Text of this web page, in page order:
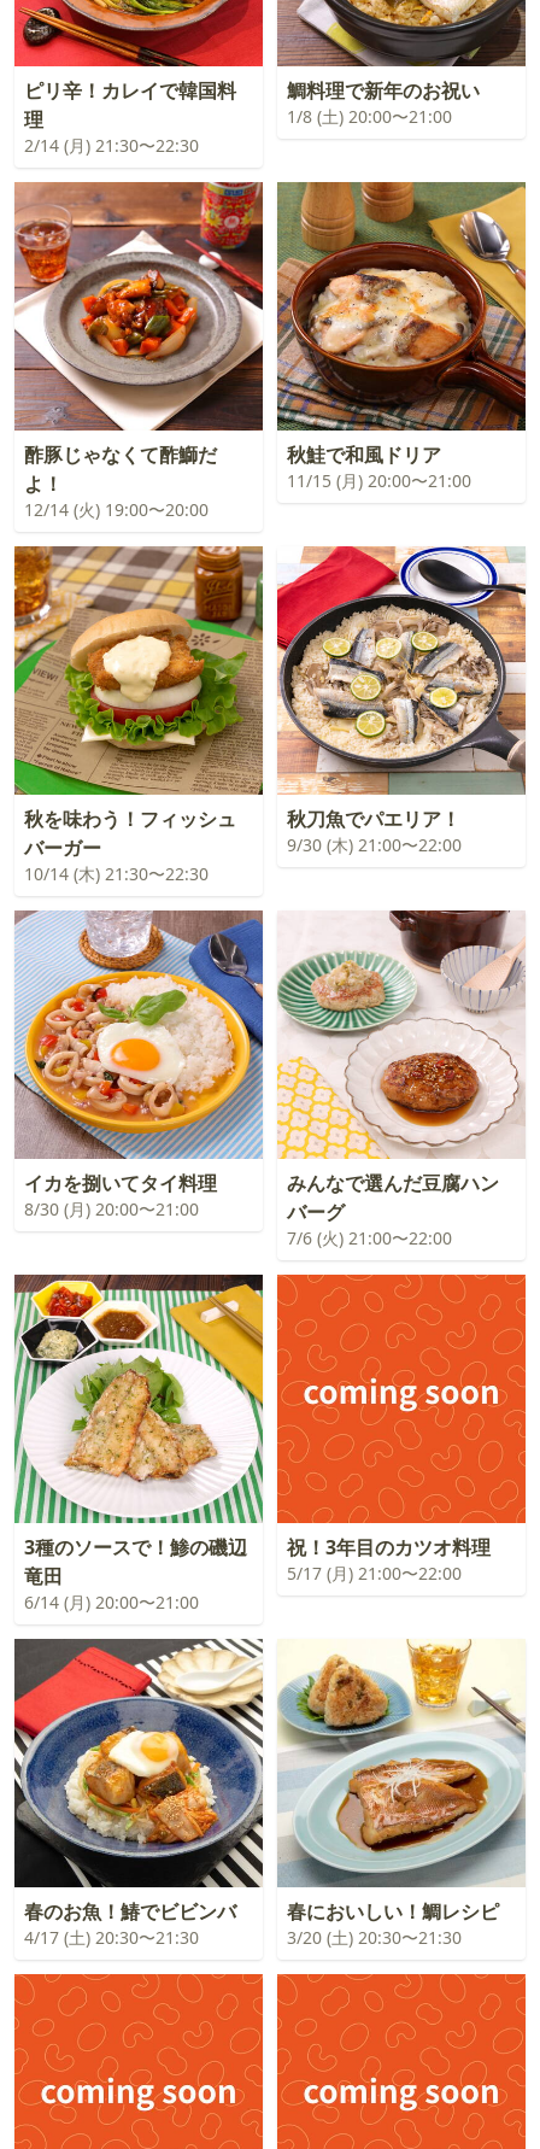
ピリ辛！カレイで韓国料
理
2/14 (月) 21:30〜22:30
鯛料理で新年のお祝い
1/8 (土) 20:00〜21:00
酢豚じゃなくて酢鰤だ
よ！
12/14 (火) 19:00〜20:00
秋鮭で和風ドリア
11/15 (月) 20:00〜21:00
秋を味わう！フィッシュ
バーガー
10/14 (木) 21:30〜22:30
秋刀魚でパエリア！
9/30 (木) 21:00〜22:00
イカを捌いてタイ料理
8/30 (月) 20:00〜21:00
みんなで選んだ豆腐ハン
バーグ
7/6 (火) 21:00〜22:00
3種のソースで！鯵の磯辺
竜田
6/14 (月) 20:00〜21:00
祝！3年目のカツオ料理
5/17 (月) 21:00〜22:00
春のお魚！鰆でビビンバ
4/17 (土) 20:30〜21:30
春においしい！鯛レシピ
3/20 (土) 20:30〜21:30